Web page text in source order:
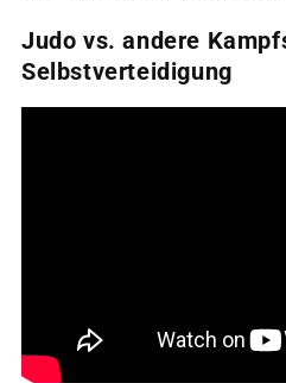
Judo vs. andere
Selbstverteidigung